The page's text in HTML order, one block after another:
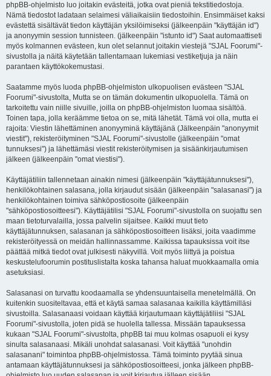
phpBB-ohjelmisto luo joitakin evästeitä, jotka ovat pieniä tekstitiedostoja.
Nämä tiedostot ladataan selaimesi väliaikaisiin tiedostoihin. Ensimmäiset kaksi
evästettä sisältävät tiedon käyttäjän yksilöimiseksi (jälkeenpäin "käyttäjän id")
ja anonyymin session tunnisteen. (jälkeenpäin "istunto id") Saat automaattiseti
myös kolmannen evästeen, kun olet selannut joitakin viestejä "SJAL Foorumi"-
sivustolla ja näitä käytetään tallentamaan lukemiasi vestiketjuja ja näin
parantaen käyttökokemustasi.
Saatamme myös luoda phpBB-ohjelmiston ulkopuolisen evästeen "SJAL
Foorumi"-sivustolta, Mutta se on tämän dokumentin ulkopuolella. Tämä on
tarkoitettu vain niille sivuille, joilla on phpBB-ohjelmiston luomaa sisältöä.
Toinen tapa, jolla keräämme tietoa on se, mitä lähetät. Tämä voi olla, mutta ei
rajoita: Viestin lähettäminen anonyyminä käyttäjänä (Jälkeenpäin "anonyymit
viestit"), rekisteröityminen "SJAL Foorumi"-sivustolle (jälkeenpäin "omat
tunnuksesi") ja lähettämäsi viestit rekisteröitymisen ja sisäänkirjautumisen
jälkeen (jälkeenpäin "omat viestisi").
Käyttäjätiliin tallennetaan ainakin nimesi (jälkeenpäin "käyttäjätunnuksesi"),
henkilökohtainen salasana, jolla kirjaudut sisään (jälkeenpäin "salasanasi") ja
henkilökohtainen toimiva sähköpostiosoite (jälkeenpäin
"sähköpostiosoitteesi"). Käyttäjätilisi "SJAL Foorumi"-sivustolla on suojattu sen
maan tietoturvalailla, jossa palvelin sijaitsee. Kaikki muut tieto
käyttäjätunnuksen, salasanan ja sähköpostiosoitteen lisäksi, joita vaadimme
rekisteröityessä on meidän hallinnassamme. Kaikissa tapauksissa voit itse
päättää mitkä tiedot ovat julkisesti näkyvillä. Voit myös liittyä ja poistua
keskustelufoorumin postituslistalta koska tahansa haluat muokkaamalla omia
asetuksiasi.
Salasanasi on turvattu koodaamalla se yhdensuuntaisella menetelmällä. On
kuitenkin suositeltavaa, että et käytä samaa salasanaa kaikilla käyttämilläsi
sivustoilla. Salasanaasi voidaan käyttää kirjautumaan käyttäjätiliisi "SJAL
Foorumi"-sivustolla, joten pidä se huolella tallessa. Missään tapauksessa
kukaan "SJAL Foorumi"-sivustolta, phpBB tai muu kolmas osapuoli ei kysy
sinulta salasanaasi. Mikäli unohdat salasanasi. Voit käyttää "unohdin
salasanani" toimintoa phpBB-ohjelmistossa. Tämä toiminto pyytää sinua
antamaan käyttäjätunnuksesi ja sähköpostiosoitteesi, jonka jälkeen phpBB-